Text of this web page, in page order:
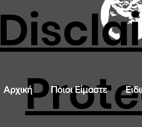
Αρχική Ποιοι Είμαστε